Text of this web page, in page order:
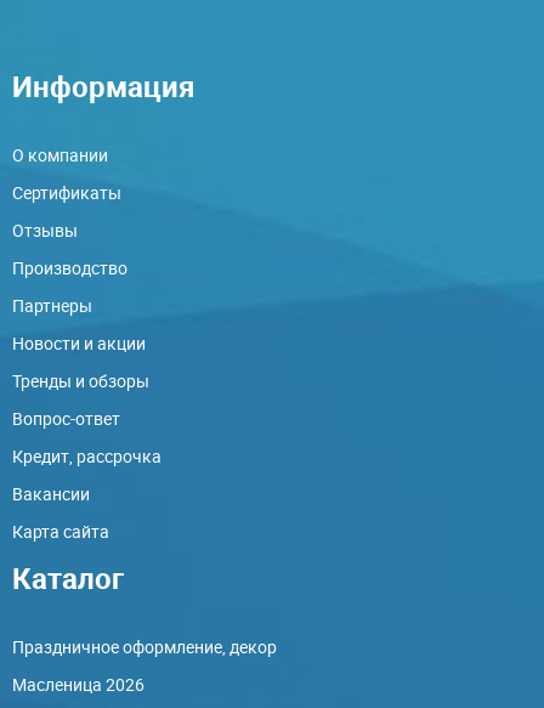
Информация
О компании
Сертификаты
Отзывы
Производство
Партнеры
Новости и акции
Тренды и обзоры
Вопрос-ответ
Кредит, рассрочка
Вакансии
Карта сайта
Каталог
Праздничное оформление, декор
Масленица 2026